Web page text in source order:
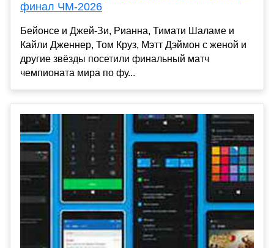
финал ЧМ-2026
Бейонсе и Джей-Зи, Рианна, Тимати Шаламе и
Кайли Дженнер, Том Круз, Мэтт Дэймон с женой и
другие звёзды посетили финальный матч
чемпионата мира по фу...